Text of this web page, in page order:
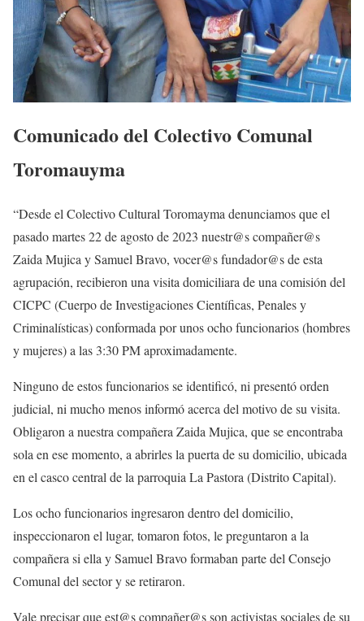
Comunicado del Colectivo Comunal
Toromauyma
“Desde el Colectivo Cultural Toromayma denunciamos que el
pasado martes 22 de agosto de 2023 nuestr@s compañer@s
Zaida Mujica y Samuel Bravo, vocer@s fundador@s de esta
agrupación, recibieron una visita domiciliara de una comisión del
CICPC (Cuerpo de Investigaciones Científicas, Penales y
Criminalísticas) conformada por unos ocho funcionarios (hombres
y mujeres) a las 3:30 PM aproximadamente.
Ninguno de estos funcionarios se identificó, ni presentó orden
judicial, ni mucho menos informó acerca del motivo de su visita.
Obligaron a nuestra compañera Zaida Mujica, que se encontraba
sola en ese momento, a abrirles la puerta de su domicilio, ubicada
en el casco central de la parroquia La Pastora (Distrito Capital).
Los ocho funcionarios ingresaron dentro del domicilio,
inspeccionaron el lugar, tomaron fotos, le preguntaron a la
compañera si ella y Samuel Bravo formaban parte del Consejo
Comunal del sector y se retiraron.
Vale precisar que est@s compañer@s son activistas sociales de su